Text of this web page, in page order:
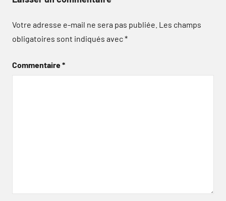
Votre adresse e-mail ne sera pas publiée. Les champs
obligatoires sont indiqués avec*
Commentaire*